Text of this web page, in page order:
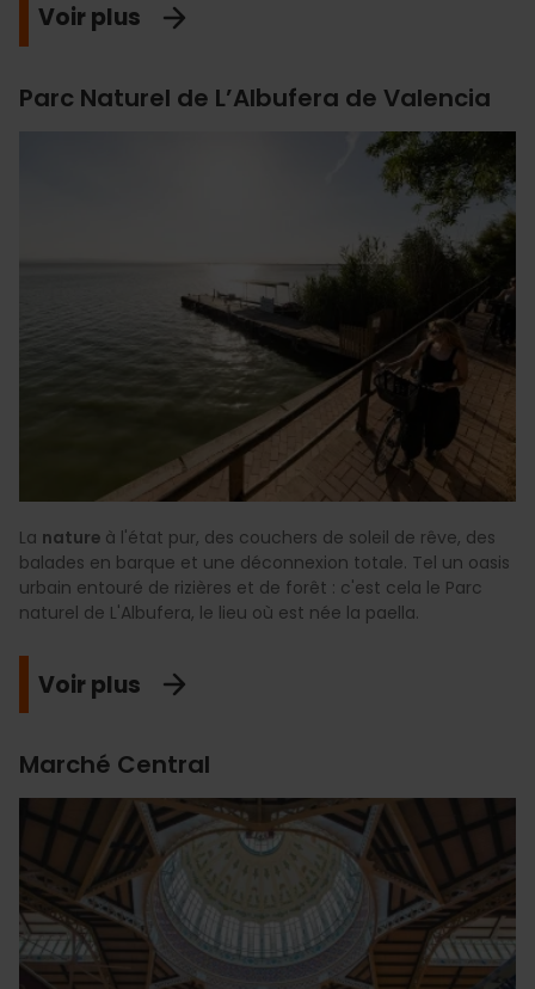
Voir plus
Parc Naturel de L’Albufera de Valencia
La nature à l'état pur, des couchers de soleil de rêve, des
balades en barque et une déconnexion totale. Tel un oasis
urbain entouré de rizières et de forêt : c'est cela le Parc
naturel de L'Albufera, le lieu où est née la paella.
Voir plus
Marché Central